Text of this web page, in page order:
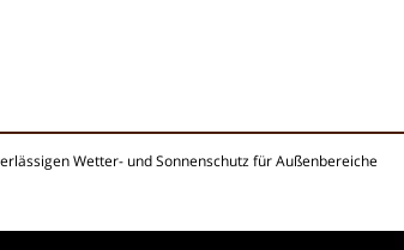
Wetter- und Sonnenschutz für Außenbereiche